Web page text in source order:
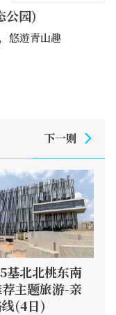
独立命名，且有独
公园)
悠遊青山趣
下一则
基北北桃东南
主题旅游-亲
(4日)